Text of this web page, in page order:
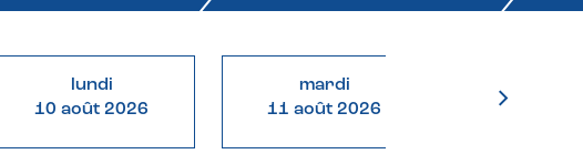
lundi
10 août 2026
mardi
11 août 2026
12 août